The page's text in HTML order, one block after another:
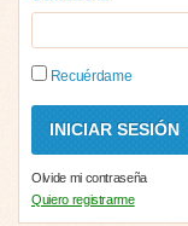
Recuérdame
Olvide mi contraseña
Quiero registrarme